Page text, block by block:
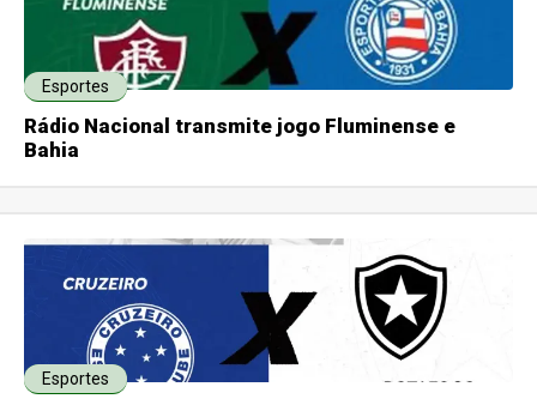
Esportes
Rádio Nacional transmite jogo Fluminense e
Bahia
Esportes